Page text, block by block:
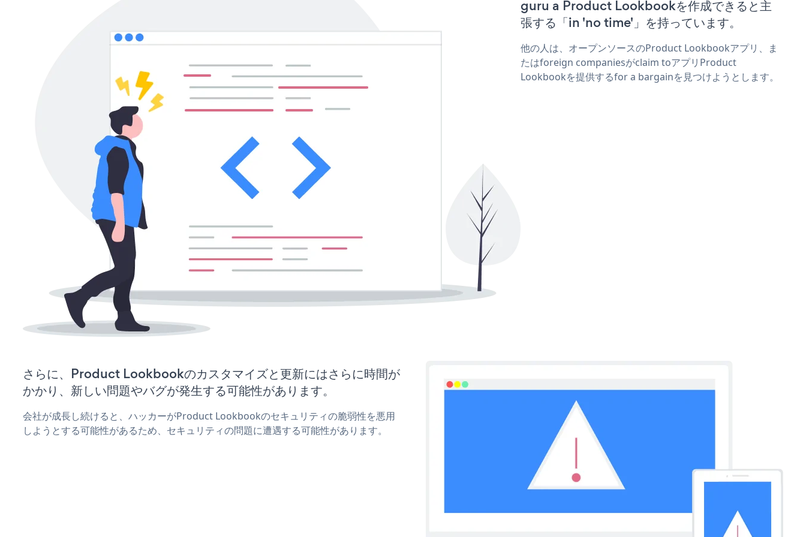
guru a Product Lookbookを作成できると主
張する「in 'no time'」を持っています。
他の人は、オープンソースのProduct Lookbookアプリ、ま
たはforeign companiesがclaim toアプリProduct
Lookbookを提供するfor a bargainを見つけようとします。
さらに、Product Lookbookのカスタマイズと更新にはさらに時間が
かかり、新しい問題やバグが発生する可能性があります。
会社が成長し続けると、ハッカーがProduct Lookbookのセキュリティの脆弱性を悪用
しようとする可能性があるため、セキュリティの問題に遭遇する可能性があります。